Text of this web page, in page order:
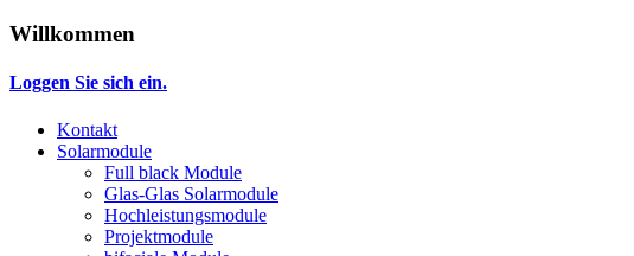
Willkommen
Loggen Sie sich ein.
Kontakt
Solarmodule
Full black Module
Glas-Glas Solarmodule
Hochleistungsmodule
Projektmodule